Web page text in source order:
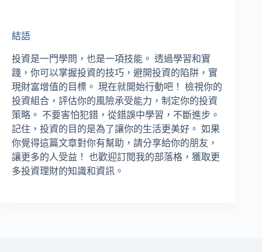
結語
投資是一門學問，也是一項技能。 透過學習和實
踐，你可以掌握投資的技巧，避開投資的陷阱，實
現財富增值的目標。 現在就開始行動吧！ 檢視你的
投資組合，評估你的風險承受能力，制定你的投資
策略。 不要害怕犯錯，從錯誤中學習，不斷進步。
記住，投資的目的是為了讓你的生活更美好。 如果
你覺得這篇文章對你有幫助，請分享給你的朋友，
讓更多的人受益！ 也歡迎訂閱我的部落格，獲取更
多投資理財的知識和資訊。